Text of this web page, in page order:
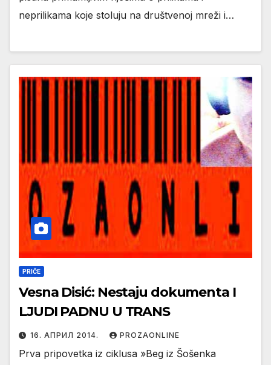
neprilikama koje stoluju na društvenoj mreži i…
PRIČE
Vesna Disić: Nestaju dokumenta I
LJUDI PADNU U TRANS
16. АПРИЛ 2014. PROZAONLINE
Prva pripovetka iz ciklusa »Beg iz Šošenka